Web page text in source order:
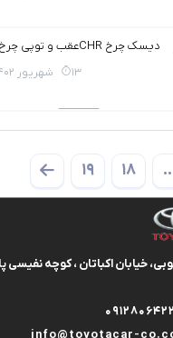
دیسک چرخ CHRعقب و توپی چرخ عقب CHR
13 شهریور 1402
18
19
خیابان اکباتان ، کوچه نفیسی
info@toyotacar-